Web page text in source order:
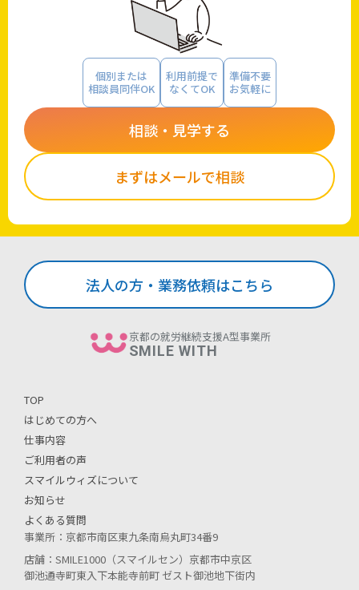
個別または
相談員同伴OK
利用前提で
なくてOK
準備不要
お気軽に
相談・見学する
まずはメールで相談
京都の就労継続支援A型事業所
SMILE WITH
事業所：京都市南区東九条南烏丸町34番9
店舗：SMILE1000（スマイルセン）京都市中京区
御池通寺町東入下本能寺前町 ゼスト御池地下街内
TOP
はじめての方へ
仕事内容
ご利用者の声
スマイルウィズについて
お知らせ
よくある質問
法人の方・業務依頼はこちら